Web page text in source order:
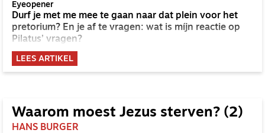
Eyeopener
Durf je met me mee te gaan naar dat plein voor het
pretorium? En je af te vragen: wat is míjn reactie op
Pilatus’ vragen?
LEES ARTIKEL
Waarom moest Jezus sterven? (2)
HANS BURGER